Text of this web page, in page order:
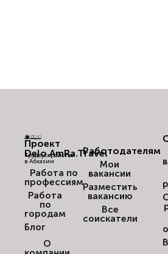
Проект
Delo.AmRa.Travel
Трудоустройство
в Абхазии
Работа по
профессиям
Работа
по
городам
Блог
О
Работодателям
Мои
вакансии
Разместить
вакансию
Все
соискатели